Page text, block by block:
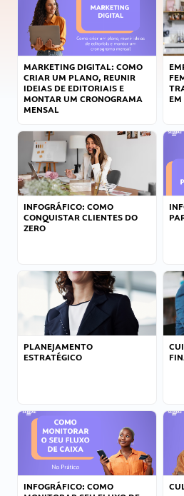
MARKETING DIGITAL: COMO
CRIAR UM PLANO, REUNIR
IDEIAS DE EDITORIAIS E
MONTAR UM CRONOGRAMA
MENSAL
INFOGRÁFICO: COMO
CONQUISTAR CLIENTES DO
ZERO
PLANEJAMENTO
ESTRATÉGICO
INFOGRÁFICO: COMO